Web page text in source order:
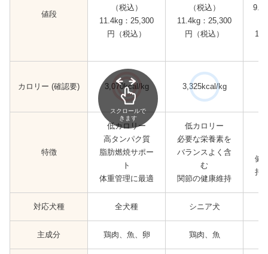
値段
（税込）
11.4kg：25,300
円（税込）
（税込）
11.4kg：25,300
円（税込）
カロリー (確認要) 3,070kcal/kg 3,325kcal/kg
特徴
低カロリー
高タンパク質
脂肪燃焼サポー
ト
体重管理に最適
低カロリー
必要な栄養素を
バランスよく含
む
関節の健康維持
健
持
対応犬種 全犬種 シニア犬
主成分 鶏肉、魚、卵 鶏肉、魚
スクロールで
きます